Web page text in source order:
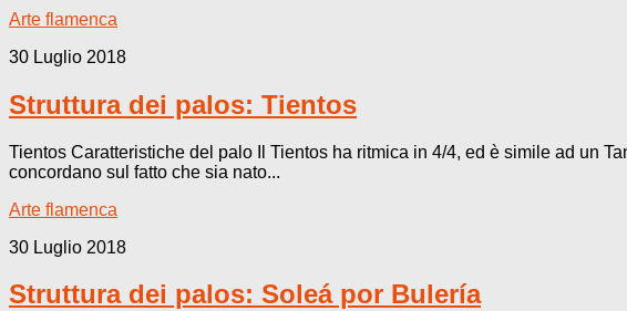
Arte flamenca
30 Luglio 2018
Struttura dei palos: Tientos
Tientos Caratteristiche del palo Il Tientos ha ritmica in 4/4, ed è simile ad un
concordano sul fatto che sia nato...
Arte flamenca
30 Luglio 2018
Struttura dei palos: Soleá por Bulería